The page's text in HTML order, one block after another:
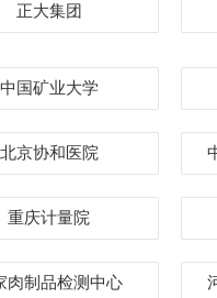
正大集团
中国矿业大学
北京协和医院
重庆计量院
肉制品检测中心